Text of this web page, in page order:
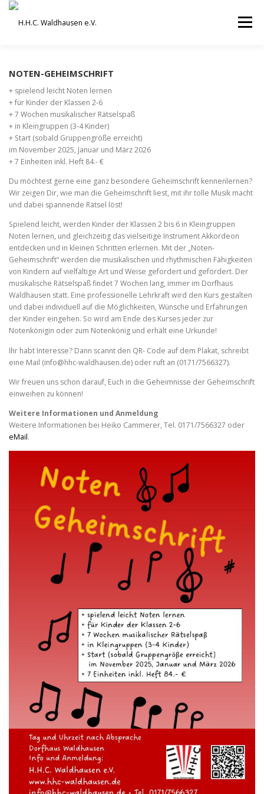
Zum
springen
Menü
Noten-Geheimschrift
ORCHESTER UND ENSEMBLES
BEITRÄGE / ARCHIV
NOTEN-GEHEIMSCHRIFT
+ spielend leicht Noten lernen
+ für Kinder der Klassen 2-6
+ 7 Wochen musikalischer Rätselspaß
+ in Kleingruppen (3-4 Kinder)
+ Start (sobald Gruppengröße erreicht)
im November 2025, Januar und März 2026
+ 7 Einheiten inkl. Heft 84.- €
Du möchtest gerne eine ganz besondere Geheimschrift kennenlernen?
Wir zeigen Dir, wie man die Geheimschrift liest, mit ihr tolle Musik macht
und dabei spannende Rätsel löst!
Spielend leicht, werden Kinder der Klassen 2 bis 6 in Kleingruppen
Noten lernen, und gleichzeitig das vielseitige Instrument Akkordeon
entdecken und in kleinen Schritten erlernen. Mit der „Noten-
Geheimschrift“ werden die musikalischen und rhythmischen Fähigkeiten
von Kindern auf vielfältige Art und Weise gefordert und gefördert. Der
musikalische Rätselspaß findet 7 Wochen lang, immer im Dorfhaus
Waldhausen statt. Eine professionelle Lehrkraft wird den Kurs gestalten
und dabei individuell auf die Möglichkeiten, Wünsche und Erfahrungen
der Kinder eingehen. So wird am Ende des Kurses jeder zur
Notenkönigin oder zum Notenkönig und erhält eine Urkunde!
Ihr habt Interesse? Dann scannt den QR- Code auf dem Plakat, schreibt
eine Mail (info@hhc-waldhausen.de) oder ruft an (0171/7566327).
Wir freuen uns schon darauf, Euch in die Geheimnisse der Geheimschrift
einweihen zu können!
Weitere Informationen und Anmeldung
Weitere Informationen bei Heiko Cammerer, Tel. 0171/7566327 oder
eMail.